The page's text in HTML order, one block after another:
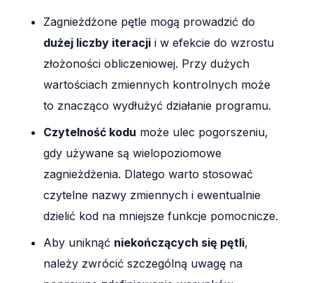
Zagnieżdżone pętle mogą prowadzić do
dużej liczby iteracji i w efekcie do wzrostu
złożoności obliczeniowej. Przy dużych
wartościach zmiennych kontrolnych może
to znacząco wydłużyć działanie programu.
Czytelność kodu może ulec pogorszeniu,
gdy używane są wielopoziomowe
zagnieżdżenia. Dlatego warto stosować
czytelne nazwy zmiennych i ewentualnie
dzielić kod na mniejsze funkcje pomocnicze.
Aby uniknąć niekończących się pętli,
należy zwrócić szczególną uwagę na